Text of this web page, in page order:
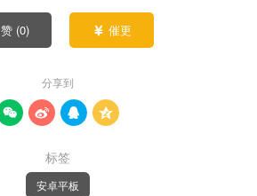
赞 (0)  催更
分享到
   
标签
安卓平板